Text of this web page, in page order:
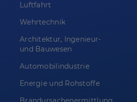
Luftfahrt
Wehrtechnik
Architektur, Ingenieur-
und Bauwesen
Automobilindustrie
Energie und Rohstoffe